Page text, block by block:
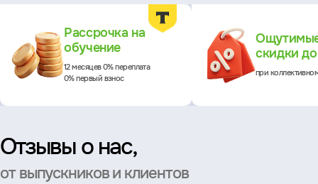
Рассрочка на
обучение
12 месяцев 0% переплата
0% первый взнос
скидки
при
Отзывы о нас,
от выпускников и клиентов